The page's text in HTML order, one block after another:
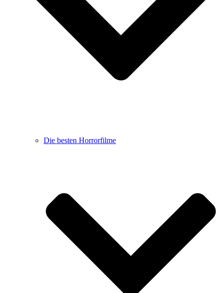
Die besten Horrorfilme